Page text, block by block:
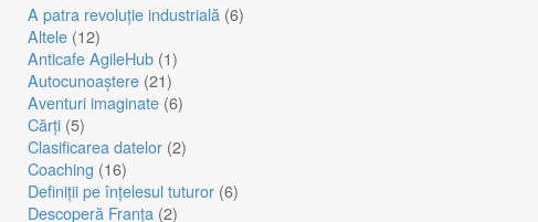
A patra revoluție industrială (6)
Altele (12)
Anticafe AgileHub (1)
Autocunoaștere (21)
Aventuri imaginate (6)
Cărți (5)
Clasificarea datelor (2)
Coaching (16)
Definiții pe înțelesul tuturor (6)
Descoperă Franța (2)